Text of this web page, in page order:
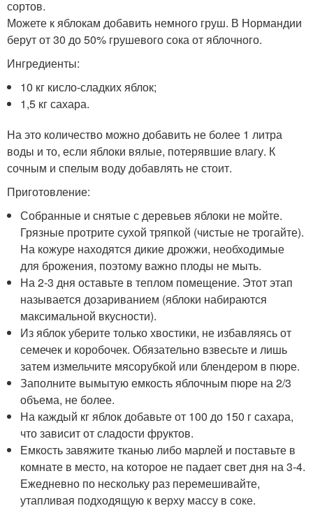
сортов.
Можете к яблокам добавить немного груш. В Нормандии
берут от 30 до 50% грушевого сока от яблочного.
Ингредиенты:
10 кг кисло-сладких яблок;
1,5 кг сахара.
На это количество можно добавить не более 1 литра
воды и то, если яблоки вялые, потерявшие влагу. К
сочным и спелым воду добавлять не стоит.
Приготовление:
Собранные и снятые с деревьев яблоки не мойте.
Грязные протрите сухой тряпкой (чистые не трогайте).
На кожуре находятся дикие дрожжи, необходимые
для брожения, поэтому важно плоды не мыть.
На 2-3 дня оставьте в теплом помещение. Этот этап
называется дозариванием (яблоки набираются
максимальной вкусности).
Из яблок уберите только хвостики, не избавляясь от
семечек и коробочек. Обязательно взвесьте и лишь
затем измельчите мясорубкой или блендером в пюре.
Заполните вымытую емкость яблочным пюре на 2/3
объема, не более.
На каждый кг яблок добавьте от 100 до 150 г сахара,
что зависит от сладости фруктов.
Емкость завяжите тканью либо марлей и поставьте в
комнате в место, на которое не падает свет дня на 3-4.
Ежедневно по нескольку раз перемешивайте,
утапливая подходящую к верху массу в соке.